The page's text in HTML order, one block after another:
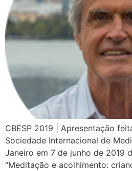
CBESP 2019 | Apresentação
Sociedade Internacional de
Janeiro em 7 de junho de 2019
“Meditação e acolhimento: